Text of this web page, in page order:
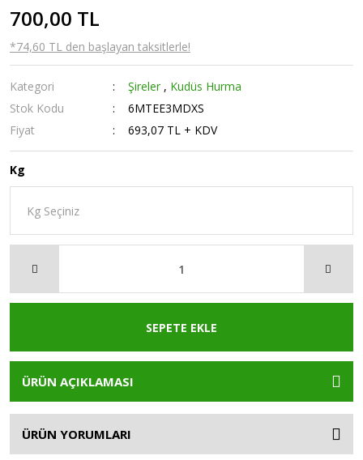
700,00 TL
*74,60 TL den başlayan taksitlerle!
Kategori Şireler , Kudüs Hurma
Stok Kodu
6MTEE3MDXS
Fiyat
693,07 TL + KDV
Kg
SEPETE EKLE
ÜRÜN AÇIKLAMASI
ÜRÜN YORUMLARI